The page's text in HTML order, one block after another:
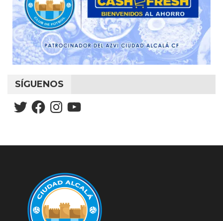
SÍGUENOS
TwitterFacebookInstagramYouTube